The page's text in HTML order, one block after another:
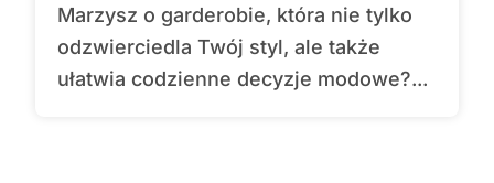
Marzysz o garderobie, która nie tylko
odzwierciedla Twój styl, ale także
ułatwia codzienne decyzje modowe?...